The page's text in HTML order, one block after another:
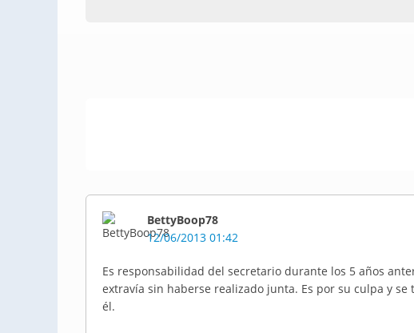
BettyBoop78
12/06/2013 01:42
Es responsabilidad del secretario durante los 5 años
extravía sin haberse realizado junta. Es por su culpa y
él.